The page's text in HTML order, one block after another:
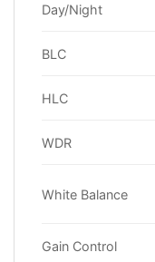
Day/Night
BLC
HLC
WDR
White Balance
Gain Control